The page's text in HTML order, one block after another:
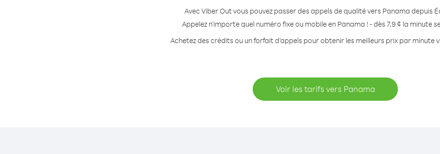
Avec Viber Out vous pouvez passer des appels de qualité vers Panama depuis
Appelez n'importe quel numéro fixe ou mobile en Panama ! - dès 7.9 ¢ la minute
Achetez des crédits ou un forfait d’appels pour obtenir les meilleurs prix par minute
Voir les tarifs vers Panama